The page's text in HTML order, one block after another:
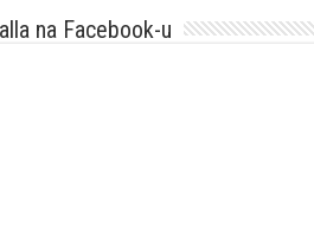
na Facebook-u